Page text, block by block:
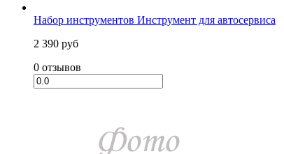
Набор инструментов Инструмент для автосервиса
2 390 руб
0 отзывов